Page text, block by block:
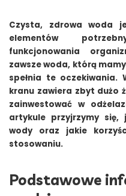
Czysta, zdrowa woda
elementów
funkcjonowania
zawsze woda, którą
spełnia te oczekiwania.
kranu zawiera zbyt dużo
zainwestować w
artykule przyjrzymy się,
wody oraz jakie
stosowaniu.
Podstawowe